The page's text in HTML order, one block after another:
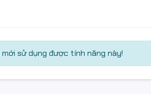
mới sử dụng được tính năng này!